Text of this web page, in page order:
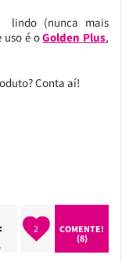
lindo (nunca mais
uso é oGolden Plus,
Conta aí!
2
COMENTE!
(8)